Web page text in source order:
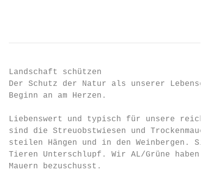
Landschaft schützen
Der Schutz der Natur als unserer
Beginn an am Herzen.
Liebenswert und typisch für unsere reiche
sind die Streuobstwiesen und
steilen Hängen und in den Weinbergen. Sie
Tieren Unterschlupf. Wir AL/Grüne haben
Mauern bezuschusst.